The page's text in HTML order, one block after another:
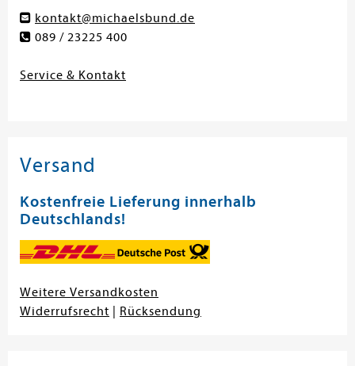
kontakt@michaelsbund.de
089 / 23225 400
Service & Kontakt
Versand
Kostenfreie Lieferung innerhalb
Deutschlands!
Weitere Versandkosten
Widerrufsrecht
Rücksendung